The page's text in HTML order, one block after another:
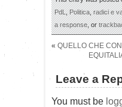
PdL,Politica,radici e
a response, or
« QUELLO CHE
Leave a
You must be